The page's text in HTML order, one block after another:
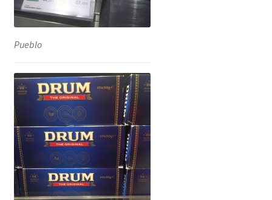
Pueblo